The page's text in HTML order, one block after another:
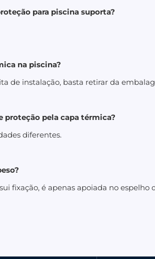
para piscina suporta?
na piscina?
de instalação, basta retirar da
proteção pela capa térmica?
diferentes.
fixação, é apenas apoiada no